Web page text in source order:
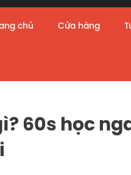
chủ Cửa hàng
60s học